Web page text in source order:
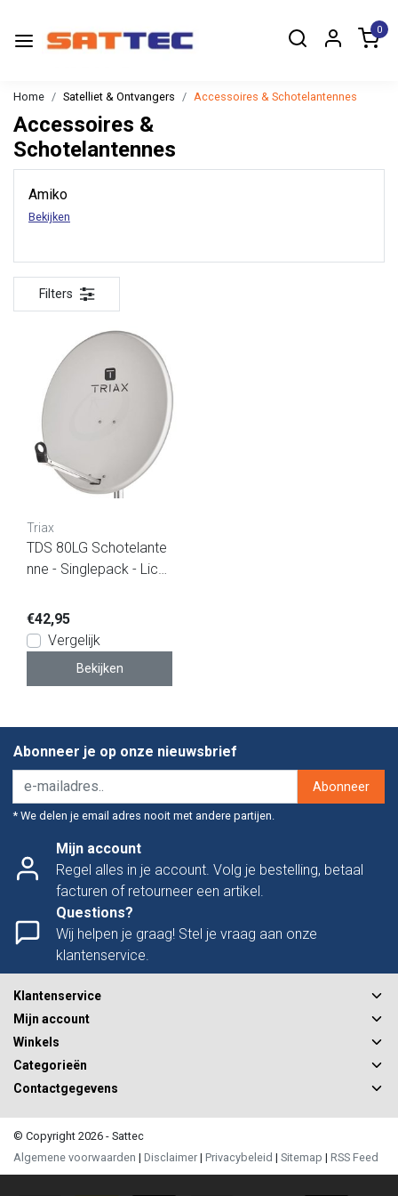
0
Home Satelliet & Ontvangers Accessoires & Schotelantennes
Accessoires &
Schotelantennes
Amiko
Bekijken
Filters
Triax
TDS 80LG Schotelante
nne - Singlepack - Licht
€42,95
Vergelijk
Bekijken
Abonneer je op onze nieuwsbrief
Abonneer
* We delen je email adres nooit met andere partijen.
Mijn account
Regel alles in je account. Volg je bestelling, betaal
facturen of retourneer een artikel.
Questions?
Wij helpen je graag! Stel je vraag aan onze
klantenservice.
Klantenservice
Mijn account
Winkels
Categorieën
Contactgegevens
© Copyright 2026 - Sattec
Algemene voorwaarden | Disclaimer | Privacybeleid | Sitemap | RSS Feed